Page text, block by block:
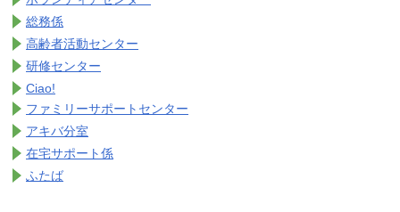
総務係
高齢者活動センター
研修センター
Ciao!
ファミリーサポートセンター
アキバ分室
在宅サポート係
ふたば